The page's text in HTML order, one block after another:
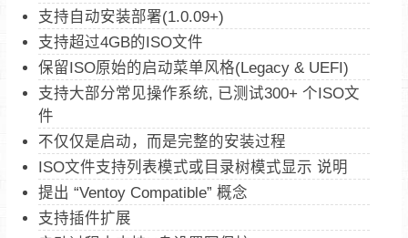
支持自动安装部署(1.0.09+)
支持超过4GB的ISO文件
保留ISO原始的启动菜单风格(Legacy & UEFI)
支持大部分常见操作系统, 已测试300+ 个ISO文
件
不仅仅是启动，而是完整的安装过程
ISO文件支持列表模式或目录树模式显示 说明
提出 “Ventoy Compatible” 概念
支持插件扩展